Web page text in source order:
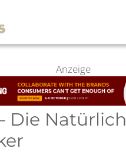
Anzeige
Die Natürlich